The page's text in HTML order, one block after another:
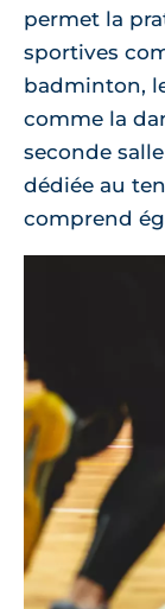
permet la
sportives
badminton,
comme la
seconde
dédiée au
comprend